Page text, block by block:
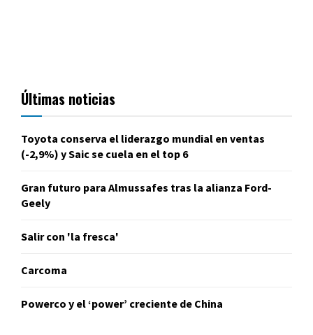
Últimas noticias
Toyota conserva el liderazgo mundial en ventas
(-2,9%) y Saic se cuela en el top 6
Gran futuro para Almussafes tras la alianza Ford-
Geely
Salir con 'la fresca'
Carcoma
Powerco y el ‘power’ creciente de China